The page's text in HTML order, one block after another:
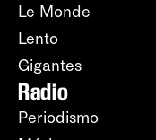
Le Monde
Lento
Gigantes
Radio
Periodismo